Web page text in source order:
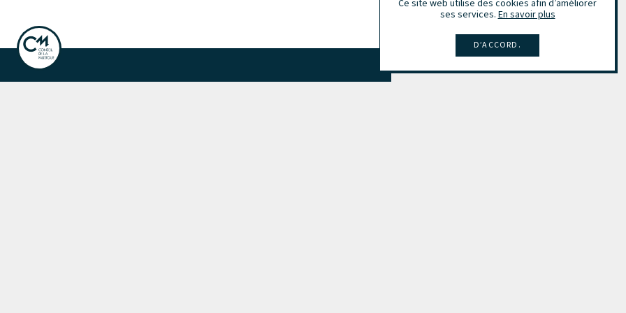
Ce site web utilise des cookies afin d’améliorer
ses services.En savoir plus
D’ACCORD.
en savoir plus